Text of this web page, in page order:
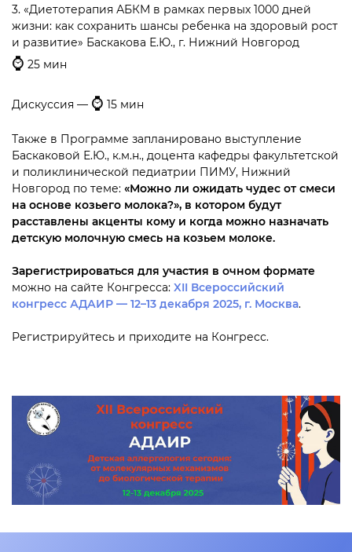
3. «Диетотерапия АБКМ в рамках первых 1000 дней
жизни: как сохранить шансы ребенка на здоровый рост
и развитие» Баскакова Е.Ю., г. Нижний Новгород
⌚ 25 мин
Дискуссия — ⌚ 15 мин
Также в Программе запланировано выступление
Баскаковой Е.Ю., к.м.н., доцента кафедры факультетской
и поликлинической педиатрии ПИМУ, Нижний
Новгород по теме: «Можно ли ожидать чудес от смеси
на основе козьего молока?», в котором будут
расставлены акценты кому и когда можно назначать
детскую молочную смесь на козьем молоке.
Зарегистрироваться для участия в очном формате
можно на сайте Конгресса: XII Всероссийский
конгресс АДАИР — 12–13 декабря 2025, г. Москва.
Регистрируйтесь и приходите на Конгресс.